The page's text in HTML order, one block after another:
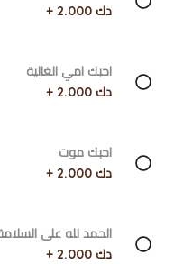
دك 2.000 +
احبك امي الغالية
دك 2.000 +
احبك موت
دك 2.000 +
الحمد لله على
دك 2.000 +